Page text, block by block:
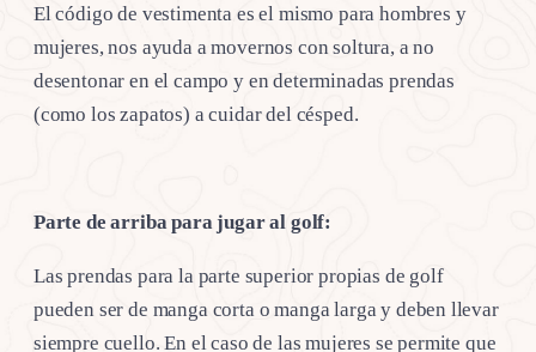
El código de vestimenta es el mismo para hombres y
mujeres, nos ayuda a movernos con soltura, a no
desentonar en el campo y en determinadas prendas
(como los zapatos) a cuidar del césped.
Parte de arriba para jugar al golf:
Las prendas para la parte superior propias de golf
pueden ser de manga corta o manga larga y deben llevar
siempre cuello. En el caso de las mujeres se permite que